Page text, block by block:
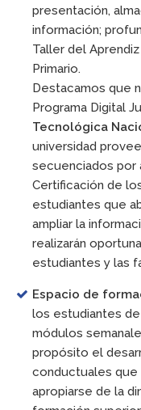
presentación,
información;
Taller del
Primario.
Destacamos que
Programa Digital
Tecnológica
universidad
secuenciados por
Certificación de
estudiantes que
ampliar la
realizarán
estudiantes y las
Espacio de
los estudiantes de
módulos
propósito el
conductuales que
apropiarse de la